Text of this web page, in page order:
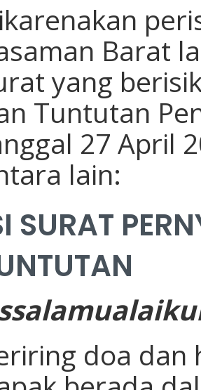
Barat
yang
Tuntutan
27 April
lain:
SURAT
doa dan